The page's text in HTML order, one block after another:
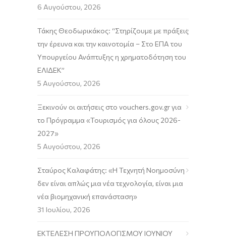
6 Αυγούστου, 2026
Τάκης Θεοδωρικάκος: “Στηρίζουμε με πράξεις
την έρευνα και την καινοτομία – Στο ΕΠΑ του
Υπουργείου Ανάπτυξης η χρηματοδότηση του
ΕΛΙΔΕΚ”
5 Αυγούστου, 2026
Ξεκινούν οι αιτήσεις στο vouchers.gov.gr για
το Πρόγραμμα «Τουρισμός για όλους 2026-
2027»
5 Αυγούστου, 2026
Σταύρος Καλαφάτης: «Η Τεχνητή Νοημοσύνη
δεν είναι απλώς μια νέα τεχνολογία, είναι μια
νέα βιομηχανική επανάσταση»
31 Ιουλίου, 2026
ΕΚΤΕΛΕΣΗ ΠΡΟΥΠΟΛΟΓΙΣΜΟΥ ΙΟΥΝΙΟΥ